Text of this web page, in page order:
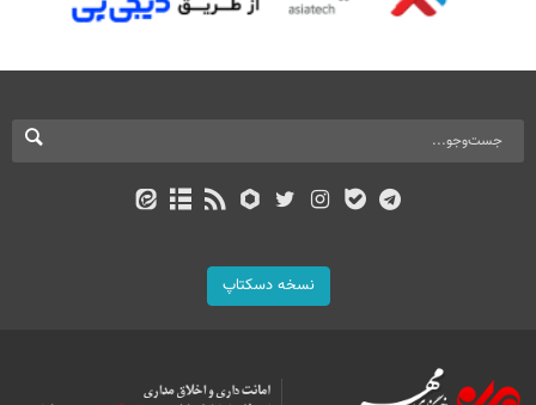
نسخه دسکتاپ